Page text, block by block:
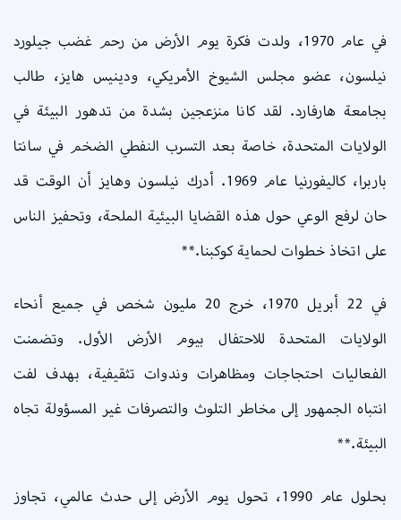
في عام 1970، ولدت فكرة يوم الأرض من رحم غضب جيلورد
نيلسون، عضو مجلس الشيوخ الأمريكي، ودينيس هايز، طالب
بجامعة هارفارد. لقد كانا منزعجين بشدة من تدهور البيئة في
الولايات المتحدة، خاصة بعد التسرب النفطي الضخم في سانتا
باربرا، كاليفورنيا عام 1969. أدرك نيلسون وهايز أن الوقت قد
حان لرفع الوعي حول هذه القضايا البيئية الملحة، وتحفيز الناس
على اتخاذ خطوات لحماية كوكبنا.**
في 22 أبريل 1970، خرج 20 مليون شخص في جميع أنحاء
الولايات المتحدة للاحتفال بيوم الأرض الأول. وتضمنت
الفعاليات احتجاجات ومظاهرات وندوات تثقيفية، بهدف لفت
انتباه الجمهور إلى مخاطر التلوث والتصرفات غير المسؤولة تجاه
البيئة.**
بحلول عام 1990، تحول يوم الأرض إلى حدث عالمي، تجاوز